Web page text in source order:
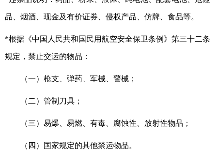
品、烟酒、现金及有价证券、侵权产品、仿牌、食品等。
*根据《中国人民共和国民用航空安全保卫条例》第三十二条
规定，禁止交运的物品：
（一）枪支、弹药、军械、警械；
（二）管制刀具；
（三）易爆、易燃、有毒、腐蚀性、放射性物品；
（四）国家规定的其他禁运物品。